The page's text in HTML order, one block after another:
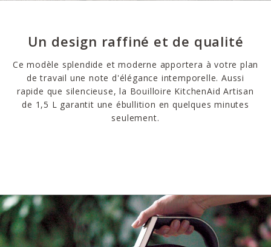
Un design raffiné et de qualité
Ce modèle splendide et moderne apportera à votre plan
de travail une note d'élégance intemporelle. Aussi
rapide que silencieuse, la Bouilloire KitchenAid Artisan
de 1,5 L garantit une ébullition en quelques minutes
seulement.